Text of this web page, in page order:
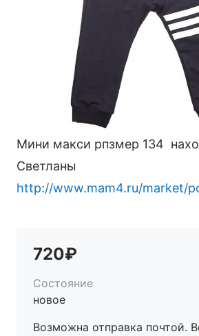
Мини макси рпзмер 134
Светланы
http://www.mam4.ru/market/
720₽
Состояние
новое
Возможна отправка почтой.